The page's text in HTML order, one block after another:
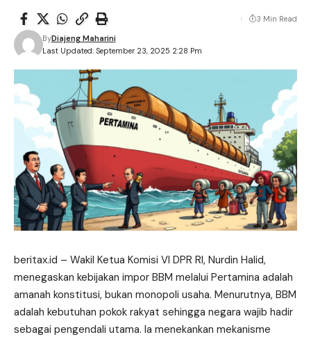
Last Updated: September 23, 2025 2:28 Pm
ByDiajeng Maharini
3 Min Read
beritax.id – Wakil Ketua Komisi VI DPR RI, Nurdin Halid,
menegaskan kebijakan impor BBM melalui Pertamina adalah
amanah konstitusi, bukan monopoli usaha. Menurutnya, BBM
adalah kebutuhan pokok rakyat sehingga negara wajib hadir
sebagai pengendali utama. Ia menekankan mekanisme